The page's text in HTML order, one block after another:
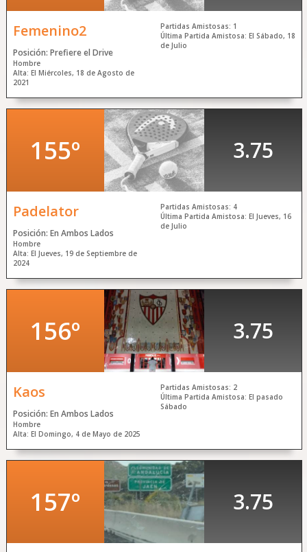
Femenino2
Posición: Prefiere el Drive
Hombre
Alta: El Miércoles, 18 de Agosto de
2021
Partidas Amistosas: 1
Última Partida Amistosa: El Sábado, 18
de Julio
155º 3.75
Padelator
Posición: En Ambos Lados
Hombre
Alta: El Jueves, 19 de Septiembre de
2024
Partidas Amistosas: 4
Última Partida Amistosa: El Jueves, 16
de Julio
156º 3.75
Kaos
Posición: En Ambos Lados
Hombre
Alta: El Domingo, 4 de Mayo de 2025
Partidas Amistosas: 2
Última Partida Amistosa: El pasado
Sábado
157º 3.75